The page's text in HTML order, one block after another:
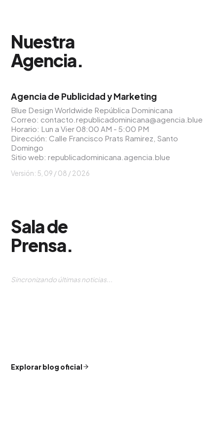
Nuestra
Agencia.
Agencia de Publicidad y Marketing
Blue Design Worldwide República Dominicana
Correo: contacto.republicadominicana@agencia.blue
Horario: Lun a Vier 08:00 AM - 5:00 PM
Dirección: Calle Francisco Prats Ramirez, Santo
Domingo
Sitio web:republicadominicana.agencia.blue
Versión: 5, 09 / 08 / 2026
Sala de
Prensa.
Sincronizando últimas noticias...
Explorar blog oficial